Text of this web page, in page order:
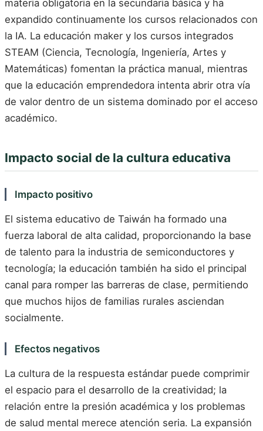
materia obligatoria en la secundaria básica y ha
expandido continuamente los cursos relacionados con
la IA. La educación maker y los cursos integrados
STEAM (Ciencia, Tecnología, Ingeniería, Artes y
Matemáticas) fomentan la práctica manual, mientras
que la educación emprendedora intenta abrir otra vía
de valor dentro de un sistema dominado por el acceso
académico.
Impacto social de la cultura educativa
Impacto positivo
El sistema educativo de Taiwán ha formado una
fuerza laboral de alta calidad, proporcionando la base
de talento para la industria de semiconductores y
tecnología; la educación también ha sido el principal
canal para romper las barreras de clase, permitiendo
que muchos hijos de familias rurales asciendan
socialmente.
Efectos negativos
La cultura de la respuesta estándar puede comprimir
el espacio para el desarrollo de la creatividad; la
relación entre la presión académica y los problemas
de salud mental merece atención seria. La expansión